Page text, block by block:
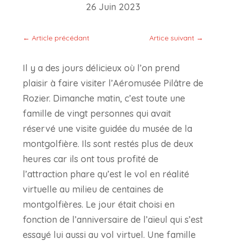
26 Juin 2023
← Article précédant Artice suivant →
Il y a des jours délicieux où l’on prend
plaisir à faire visiter l’Aéromusée Pilâtre de
Rozier. Dimanche matin, c’est toute une
famille de vingt personnes qui avait
réservé une visite guidée du musée de la
montgolfière. Ils sont restés plus de deux
heures car ils ont tous profité de
l’attraction phare qu’est le vol en réalité
virtuelle au milieu de centaines de
montgolfières. Le jour était choisi en
fonction de l’anniversaire de l’aïeul qui s’est
essayé lui aussi au vol virtuel. Une famille